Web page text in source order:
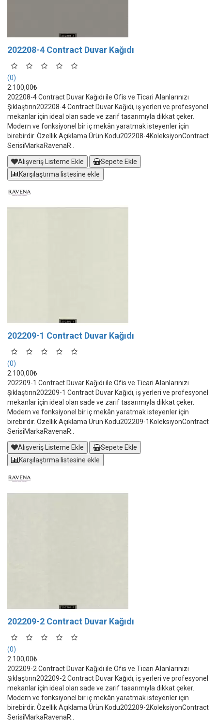
202208-4 Contract Duvar Kağıdı
(0)
2.100,00₺
202208-4 Contract Duvar Kağıdı ile Ofis ve Ticari Alanlarınızı
Şıklaştırın202208-4 Contract Duvar Kağıdı, iş yerleri ve profesyonel
mekanlar için ideal olan sade ve zarif tasarımıyla dikkat çeker.
Modern ve fonksiyonel bir iç mekân yaratmak isteyenler için
birebirdir. Özellik Açıklama Ürün Kodu202208-4KoleksiyonContract
SerisiMarkaRavenaR..
Alışveriş Listeme Ekle
Sepete Ekle
Karşılaştırma listesine ekle
202209-1 Contract Duvar Kağıdı
(0)
2.100,00₺
202209-1 Contract Duvar Kağıdı ile Ofis ve Ticari Alanlarınızı
Şıklaştırın202209-1 Contract Duvar Kağıdı, iş yerleri ve profesyonel
mekanlar için ideal olan sade ve zarif tasarımıyla dikkat çeker.
Modern ve fonksiyonel bir iç mekân yaratmak isteyenler için
birebirdir. Özellik Açıklama Ürün Kodu202209-1KoleksiyonContract
SerisiMarkaRavenaR..
Alışveriş Listeme Ekle
Sepete Ekle
Karşılaştırma listesine ekle
202209-2 Contract Duvar Kağıdı
(0)
2.100,00₺
202209-2 Contract Duvar Kağıdı ile Ofis ve Ticari Alanlarınızı
Şıklaştırın202209-2 Contract Duvar Kağıdı, iş yerleri ve profesyonel
mekanlar için ideal olan sade ve zarif tasarımıyla dikkat çeker.
Modern ve fonksiyonel bir iç mekân yaratmak isteyenler için
birebirdir. Özellik Açıklama Ürün Kodu202209-2KoleksiyonContract
SerisiMarkaRavenaR..